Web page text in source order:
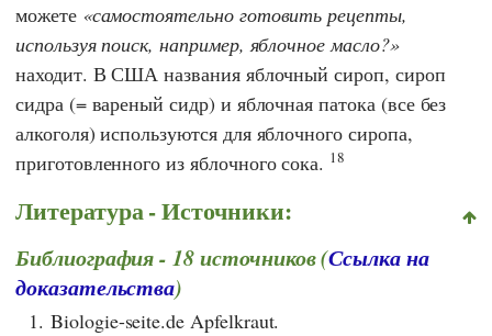
можете самостоятельно готовить рецепты,
используя поиск, например, яблочное масло?
находит. В США названия яблочный сироп, сироп
сидра (= вареный сидр) и яблочная патока (все без
алкоголя) используются для яблочного сиропа,
приготовленного из яблочного сока. 18
Литература - Источники:
Библиография - 18 источников (Ссылка на
доказательства)
1. Biologie-seite.de Apfelkraut.